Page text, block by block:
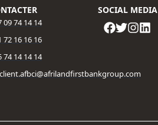
09 74 14 14
72 16 16 16​
74 14 14 14
SOCIAL MEDIA